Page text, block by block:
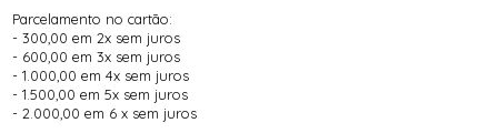
Parcelamento no cartão:
- 300,00 em 2x sem juros
- 600,00 em 3x sem juros
- 1.000,00 em 4x sem juros
- 1.500,00 em 5x sem juros
- 2.000,00 em 6 x sem juros